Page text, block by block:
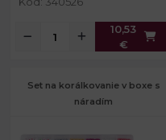
10,53
€
Set na korálkovanie v boxe s
náradím